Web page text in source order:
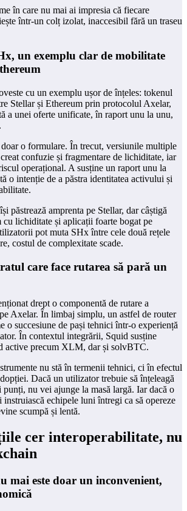
în care nu mai ai impresia că fiecare
într-un colț izolat, inaccesibil fără un traseu
un exemplu clar de mobilitate
cu un exemplu ușor de înțeles: tokenul
Stellar și Ethereum prin protocolul Axelar,
a unei oferte unificate, în raport unu la unu,
o formulare. În trecut, versiunile multiple
confuzie și fragmentare de lichiditate, iar
operațional. A susține un raport unu la
o intenție de a păstra identitatea activului și
păstrează amprenta pe Stellar, dar câștigă
cu lichiditate și aplicații foarte bogat pe
pot muta SHx între cele două rețele
costul de complexitate scade.
care face rutarea să pară un
drept o componentă de rutare a
Axelar. În limbaj simplu, un astfel de router
o succesiune de pași tehnici într-o experiență
În contextul integrării, Squid susține
active precum XLM, dar și solvBTC.
nu stă în termenii tehnici, ci în efectul
Dacă un utilizator trebuie să înțeleagă
nu vei ajunge la masă largă. Iar dacă o
instruiască echipele luni întregi ca să opereze
scumpă și lentă.
cer interoperabilitate, nu
mai este doar un inconvenient,